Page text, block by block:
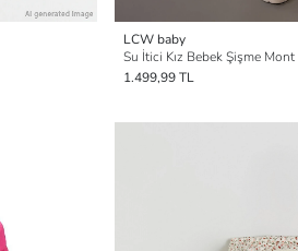
LCW baby
Su İtici Kız Bebek Şişme Mont
1.499,99 TL